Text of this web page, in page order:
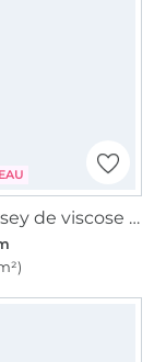
Tissu jersey de viscose Polka Dots, bleu foncé